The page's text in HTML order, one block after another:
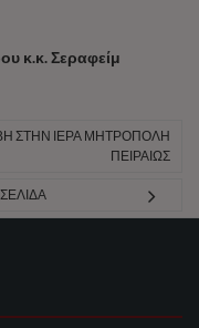
κ.κ. Σεραφείμ
ΣΤΗΝ ΙΕΡΆ ΜΗΤΡΌΠΟΛΗ
ΠΕΙΡΑΙΏΣ